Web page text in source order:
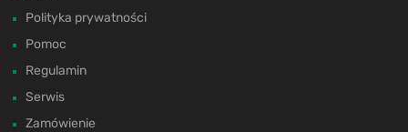
Polityka prywatności
Pomoc
Regulamin
Serwis
Zamówienie